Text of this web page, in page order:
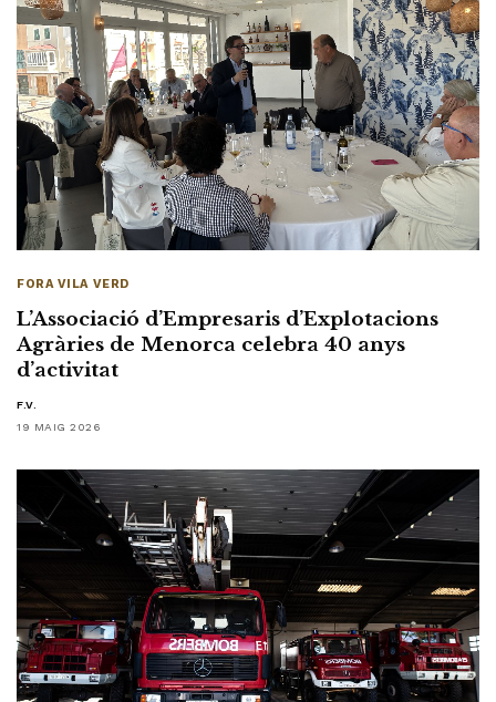
FORA VILA VERD
L’Associació d’Empresaris d’Explotacions
Agràries de Menorca celebra 40 anys
d’activitat
F.V.
19 MAIG 2026